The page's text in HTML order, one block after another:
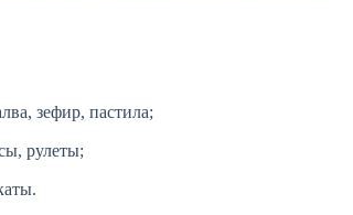
зефир, пастила;
рулеты;